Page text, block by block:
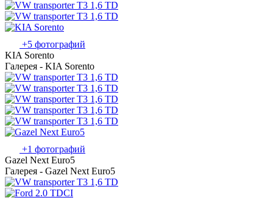
+5 фотографий
KIA Sorento
Галерея - KIA Sorento
+1 фотографий
Gazel Next Euro5
Галерея - Gazel Next Euro5